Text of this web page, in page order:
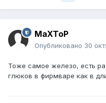
MaXToP
Опубликовано 30
Тоже самое железо, есть
глюков в фирмваре как в